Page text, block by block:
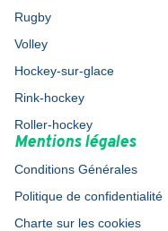
Rugby
Volley
Hockey-sur-glace
Rink-hockey
Roller-hockey
Mentions légales
Conditions Générales
Politique de confidentialité
Charte sur les cookies